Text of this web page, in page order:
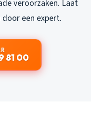
veroorzaken. Laat
een expert.
81 00